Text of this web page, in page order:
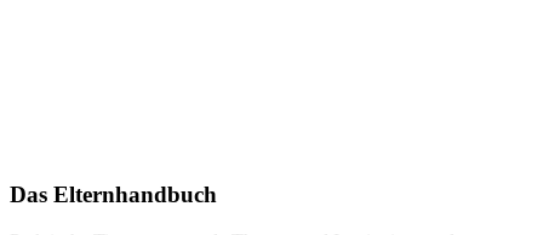
Das Elternhandbuch